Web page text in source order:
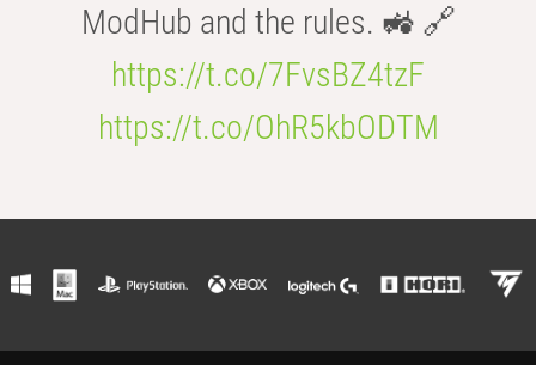
ModHub and the rules. 🚜 🔗
https://t.co/7FvsBZ4tzF
https://t.co/OhR5kbODTM